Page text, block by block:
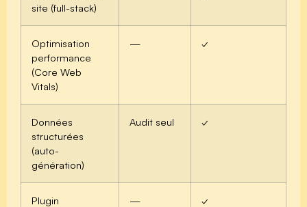
site (full-stack)
Optimisation
performance
(Core Web
Vitals)
— ✓
Données
structurées
(auto-
génération)
Audit seul ✓
Plugin
— ✓